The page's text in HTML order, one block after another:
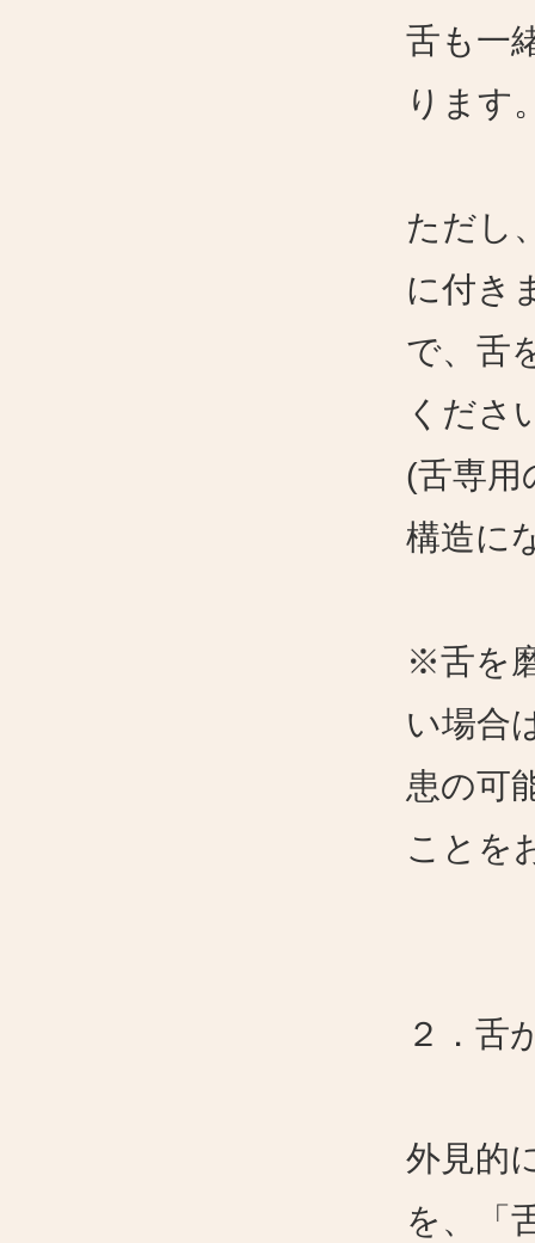
舌も一
ります
ただし
に付き
で、舌
くださ
(舌専用
構造に
※舌を
い場合
患の可
ことを
２．舌
外見的
を、「